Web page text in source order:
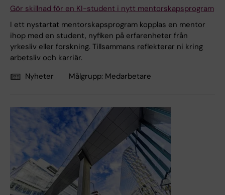
Gör skillnad för en KI-student i nytt mentorskapsprogram
I ett nystartat mentorskapsprogram kopplas en mentor
ihop med en student, nyfiken på erfarenheter från
yrkesliv eller forskning. Tillsammans reflekterar ni kring
arbetsliv och karriär.
Nyheter
Målgrupp: Medarbetare